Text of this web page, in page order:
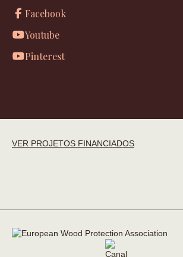
Facebook
Youtube
Pinterest
VER PROJETOS FINANCIADOS